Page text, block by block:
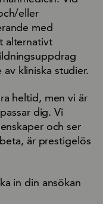
eller
med
alternativt
kliniska studier.
heltid, men vi är
dig. Vi
och ser
är prestigelös
in din ansökan